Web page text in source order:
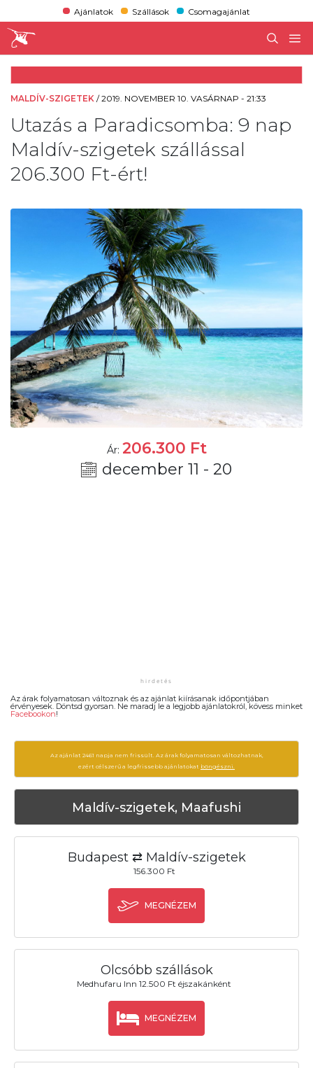
Ajánlatok Szállások Csomagajánlat
MALDÍV-SZIGETEK /2019. NOVEMBER 10. VASÁRNAP - 21:33
Utazás a Paradicsomba: 9 nap
Maldív-szigetek szállással
206.300 Ft-ért!
Ár: 206.300 Ft
december 11 - 20
Az árak folyamatosan változnak és az ajánlat kiírásanak időpontjában
érvényesek. Döntsd gyorsan. Ne maradj le a legjobb ajánlatokról, kövess minket
Facebookon!
Az ajánlat 2461 napja nem frissült. Az árak folyamatosan változhatnak,
ezért célszerű a legfrissebb ajánlatokat böngészni.
Maldív-szigetek, Maafushi
Budapest ⇄ Maldív-szigetek
156.300 Ft
MEGNÉZEM
Olcsóbb szállások
Medhufaru Inn 12.500 Ft éjszakánként
MEGNÉZEM